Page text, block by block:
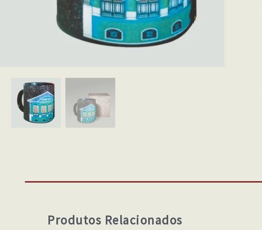
Produtos Relacionados